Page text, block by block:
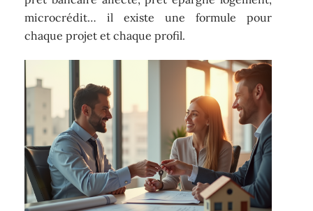
microcrédit… il existe une formule pour
chaque projet et chaque profil.